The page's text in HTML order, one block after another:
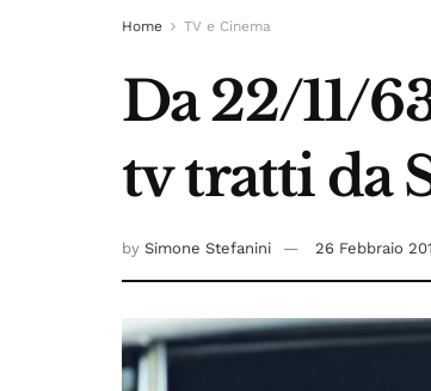
Home TV e Cinema
Da 22/11/
tv tratti da
by Simone Stefanini 26 Febbraio